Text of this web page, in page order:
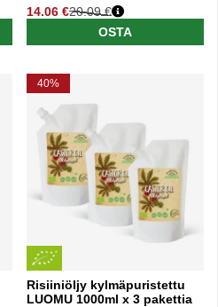
14.06 €
Normaali hinta
20.09 €
OSTA
40%
Risiiniöljy kylmäpuristettu
LUOMU 1000ml x 3 pakettia